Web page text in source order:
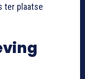
ter plaatse